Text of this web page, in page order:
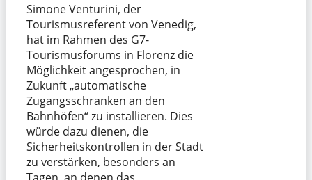
Simone Venturini, der
Tourismusreferent von Venedig,
hat im Rahmen des G7-
Tourismusforums in Florenz die
Möglichkeit angesprochen, in
Zukunft „automatische
Zugangsschranken an den
Bahnhöfen“ zu installieren. Dies
würde dazu dienen, die
Sicherheitskontrollen in der Stadt
zu verstärken, besonders an